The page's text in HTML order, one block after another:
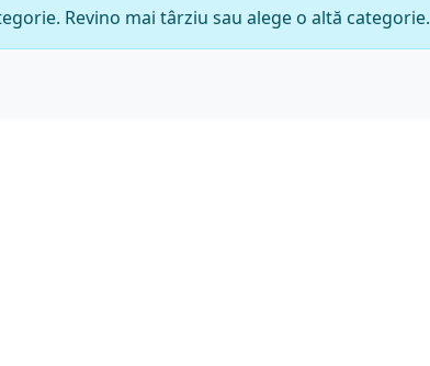
Revino mai târziu sau alege o altă categorie.